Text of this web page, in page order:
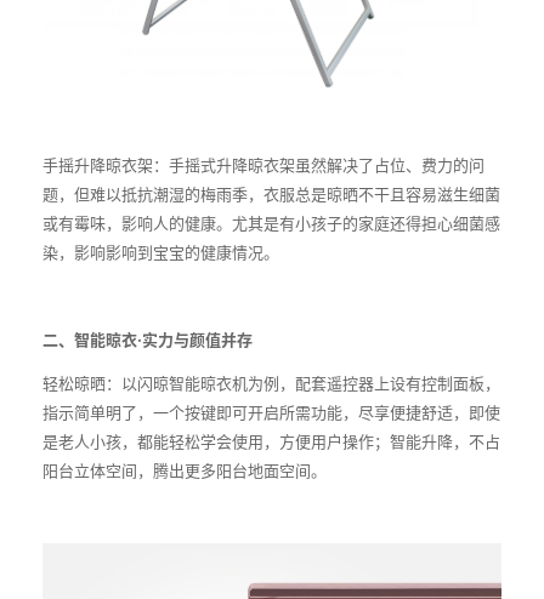
手摇升降晾衣架：手摇式升降晾衣架虽然解决了占位、费力的问
题，但难以抵抗潮湿的梅雨季，衣服总是晾晒不干且容易滋生细菌
或有霉味，影响人的健康。尤其是有小孩子的家庭还得担心细菌感
染，影响影响到宝宝的健康情况。
二、 智能晾衣·实力与颜值并存
轻松晾晒：以闪晾智能晾衣机为例，配套遥控器上设有控制面板，
指示简单明了，一个按键即可开启所需功能，尽享便捷舒适，即使
是老人小孩，都能轻松学会使用，方便用户操作；智能升降，不占
阳台立体空间，腾出更多阳台地面空间。